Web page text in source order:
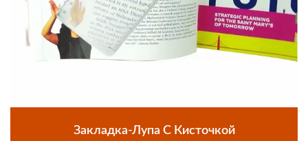
Закладка-Лупа С Кисточкой